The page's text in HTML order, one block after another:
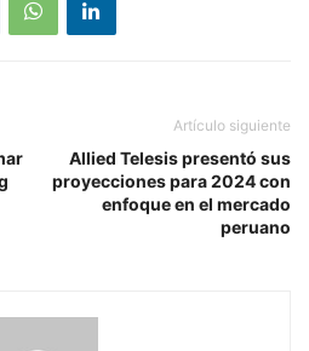
Artículo siguiente
Allied Telesis presentó sus
proyecciones para 2024 con
enfoque en el mercado
peruano